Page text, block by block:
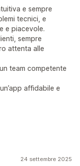
e sempre
tecnici, e
e piacevole.
sempre
attenta alle
team competente
affidabile e
24 settembre 2025